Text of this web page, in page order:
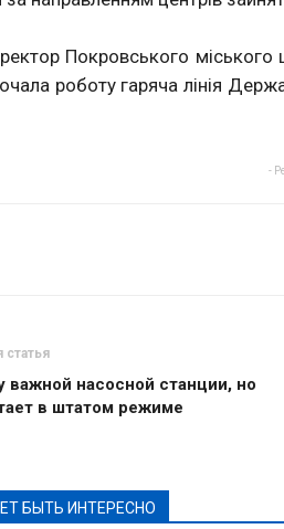
Покровського міського
роботу гаряча лінія
-
важной насосной станции, но
в штатом режиме
БЫТЬ ИНТЕРЕСНО